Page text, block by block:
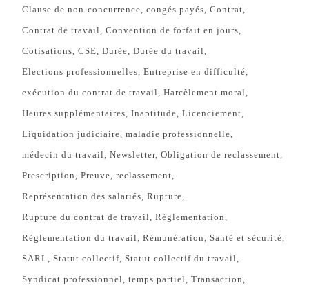
Clause de non-concurrence congés payés Contrat
Contrat de travail Convention de forfait en jours
Cotisations CSE Durée Durée du travail
Elections professionnelles Entreprise en difficulté
exécution du contrat de travail Harcèlement moral
Heures supplémentaires Inaptitude Licenciement
Liquidation judiciaire maladie professionnelle
médecin du travail Newsletter Obligation de reclassement
Prescription Preuve reclassement
Représentation des salariés Rupture
Rupture du contrat de travail Règlementation
Réglementation du travail Rémunération Santé et sécurité
SARL Statut collectif Statut collectif du travail
Syndicat professionnel temps partiel Transaction